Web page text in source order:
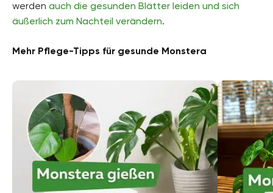
werden auch die gesunden Blätter leiden und sich
äußerlich zum Nachteil verändern.
Mehr Pflege-Tipps für gesunde Monstera